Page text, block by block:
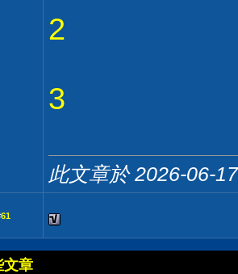
2
3
此文章於 2026-06-
61
文章